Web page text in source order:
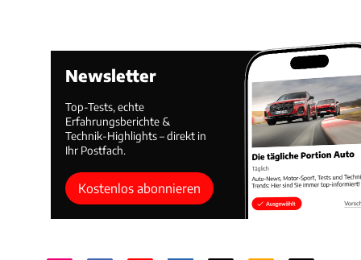
Newsletter
Top-Tests, echte
Erfahrungsberichte &
Technik-Highlights – direkt in
Ihr Postfach.
Kostenlos abonnieren